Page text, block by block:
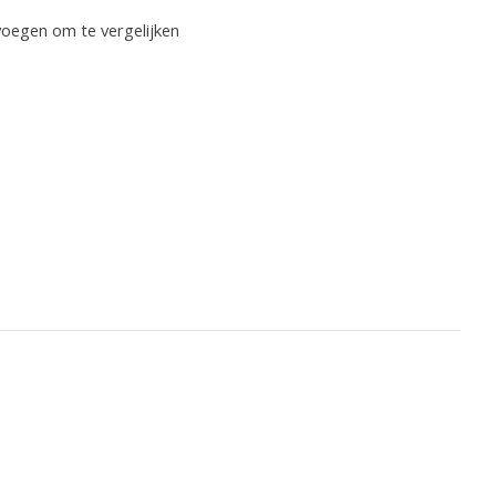
om te vergelijken